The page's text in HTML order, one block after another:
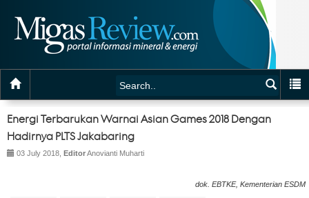
Energi Terbarukan Warnai Asian Games 2018 Dengan
Hadirnya PLTS Jakabaring
03 July 2018, EditorAnovianti Muharti
dok. EBTKE, Kementerian ESDM